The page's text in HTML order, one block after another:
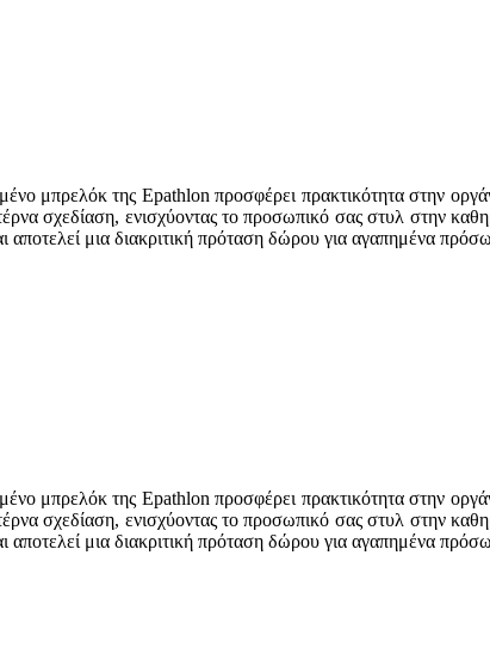
μπρελόκ της Epathlon προσφέρει πρακτικότητα στην
σχεδίαση, ενισχύοντας το προσωπικό σας στυλ στην
αποτελεί μια διακριτική πρόταση δώρου για αγαπημένα
μπρελόκ της Epathlon προσφέρει πρακτικότητα στην
σχεδίαση, ενισχύοντας το προσωπικό σας στυλ στην
αποτελεί μια διακριτική πρόταση δώρου για αγαπημένα